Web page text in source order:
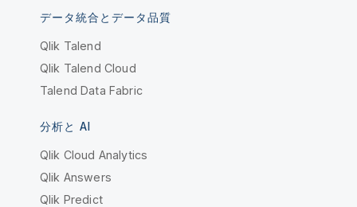
データ統合とデータ品質
Qlik Talend
Qlik Talend Cloud
Talend Data Fabric
分析と AI
Qlik Cloud Analytics
Qlik Answers
Qlik Predict